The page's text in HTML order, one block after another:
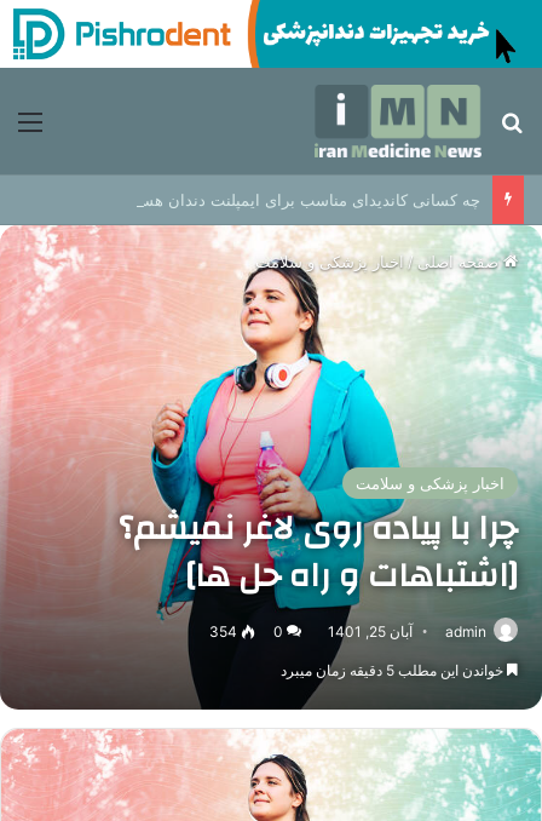
جستجو برای
چه کسانی کاندیدای مناسب برای ایمپلنت دندان هستند؟
صفحه اصلی/اخبار پزشکی و سلامت
اخبار پزشکی و سلامت
چرا با پیاده روی لاغر نمیشم؟
[اشتباهات و راه حل ها]
admin آبان 25, 1401 0
354
خواندن این مطلب 5 دقیقه زمان میبرد